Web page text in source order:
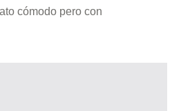
cómodo pero con